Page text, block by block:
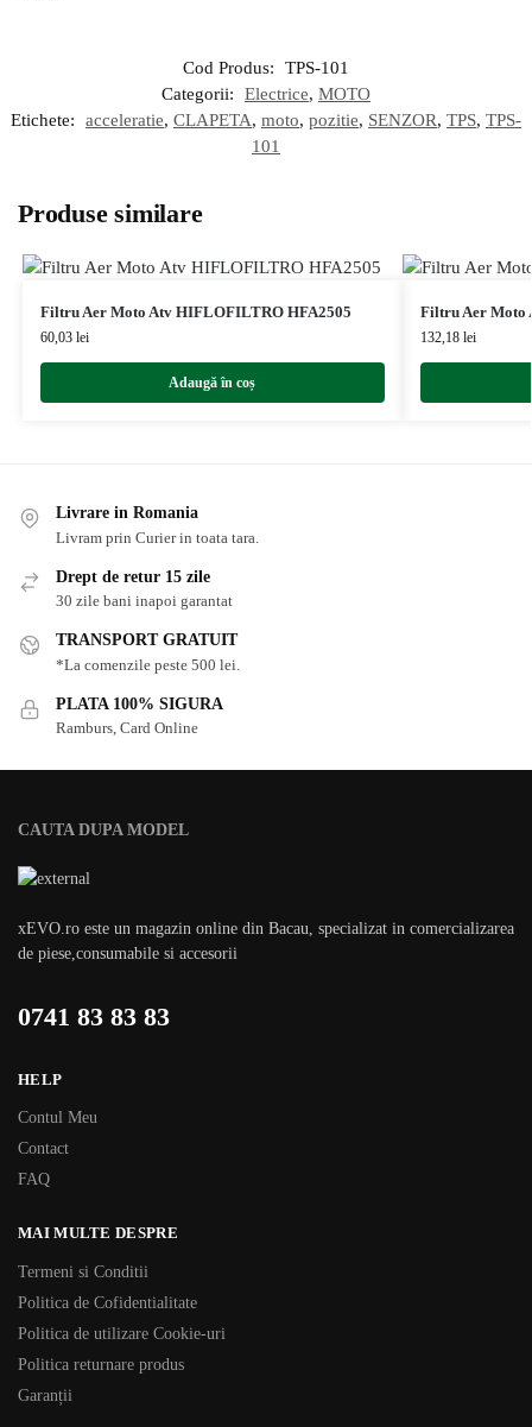
Cod Produs:
TPS-101
Categorii:
Electrice, MOTO
Etichete:
acceleratie, CLAPETA, moto, pozitie, SENZOR, TPS, TPS-
101
Produse similare
Filtru Aer Moto Atv HIFLOFILTRO HFA2505
60,03 lei
Adaugă în coș
Filtru Aer Moto
132,18 lei
Livrare in Romania
Livram prin Curier in toata tara.
Drept de retur 15 zile
30 zile bani inapoi garantat
TRANSPORT GRATUIT
*La comenzile peste 500 lei.
PLATA 100% SIGURA
Ramburs, Card Online
CAUTA DUPA MODEL
xEVO.ro este un magazin online din Bacau, specializat in comercializarea
de piese,consumabile si accesorii
0741 83 83 83
HELP
Contul Meu
Contact
FAQ
MAI MULTE DESPRE
Termeni si Conditii
Politica de Cofidentialitate
Politica de utilizare Cookie-uri
Politica returnare produs
Garanții